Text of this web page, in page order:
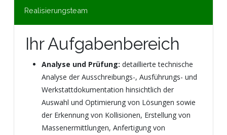
Realisierungsteam
Ihr Aufgabenbereich
Analyse und Prüfung: detaillierte technische
Analyse der Ausschreibungs-, Ausführungs- und
Werkstattdokumentation hinsichtlich der
Auswahl und Optimierung von Lösungen sowie
der Erkennung von Kollisionen, Erstellung von
Massenermittlungen, Anfertigung von